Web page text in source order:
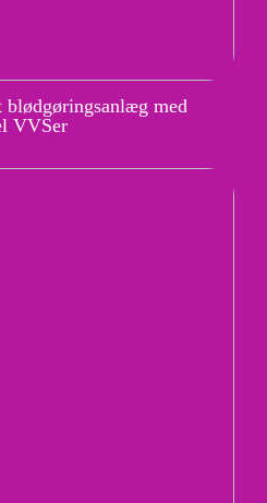
med
VVSer